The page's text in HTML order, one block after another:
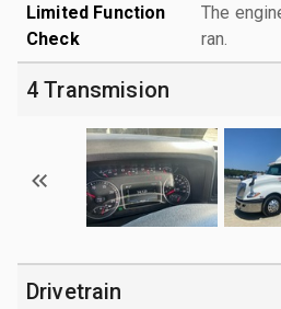
Limited Function
Check
The
ran.
4 Transmision
Drivetrain